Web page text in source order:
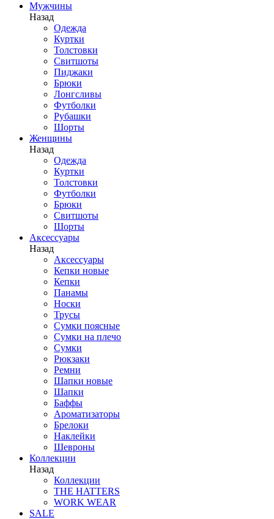
Мужчины
Назад
Одежда
Куртки
Толстовки
Свитшоты
Пиджаки
Брюки
Лонгсливы
Футболки
Рубашки
Шорты
Женщины
Назад
Одежда
Куртки
Толстовки
Футболки
Брюки
Свитшоты
Шорты
Аксессуары
Назад
Аксессуары
Кепки новые
Кепки
Панамы
Носки
Трусы
Сумки поясные
Сумки на плечо
Сумки
Рюкзаки
Ремни
Шапки новые
Шапки
Баффы
Ароматизаторы
Брелоки
Наклейки
Шевроны
Коллекции
Назад
Коллекции
THE HATTERS
WORK WEAR
SALE